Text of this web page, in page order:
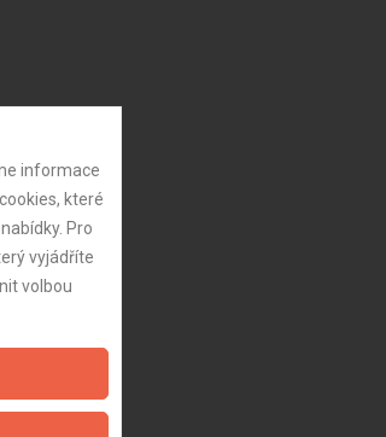
informace
které
Pro
vyjádříte
volbou